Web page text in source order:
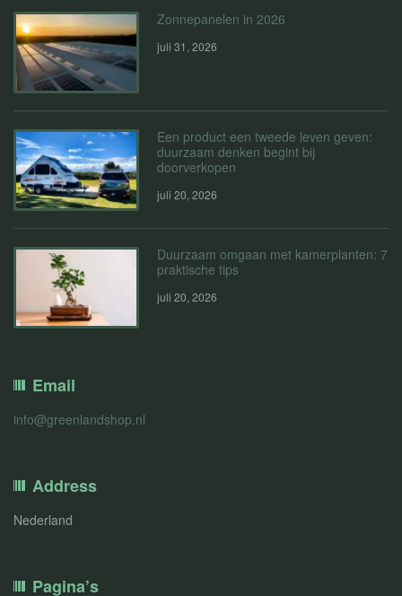
Zonnepanelen in 2026
juli 31, 2026
Een product een tweede leven geven:
duurzaam denken begint bij
doorverkopen
juli 20, 2026
Duurzaam omgaan met kamerplanten: 7
praktische tips
juli 20, 2026
Email
info@greenlandshop.nl
Address
Nederland
Pagina’s